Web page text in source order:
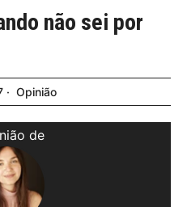
não sei por
Opinião
de